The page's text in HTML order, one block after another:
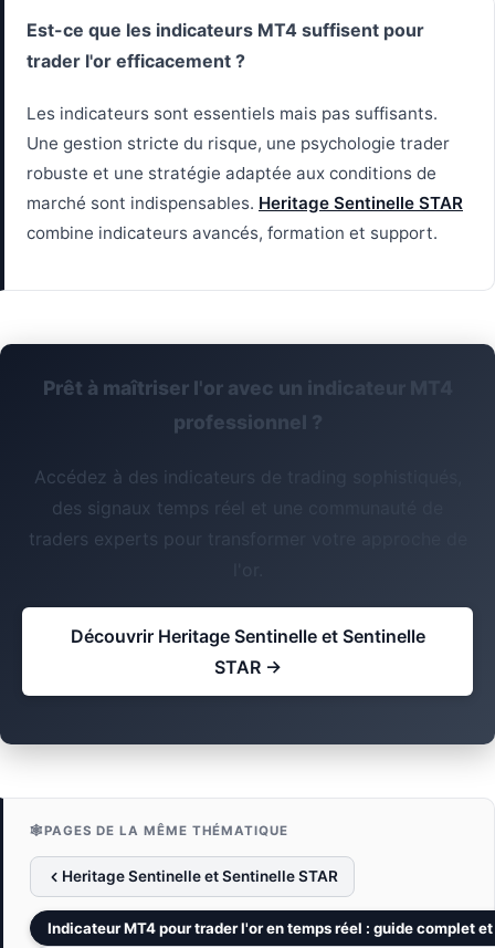
Est-ce que les indicateurs MT4 suffisent pour
trader l'or efficacement ?
Les indicateurs sont essentiels mais pas suffisants.
Une gestion stricte du risque, une psychologie trader
robuste et une stratégie adaptée aux conditions de
marché sont indispensables. Heritage Sentinelle STAR
combine indicateurs avancés, formation et support.
Prêt à maîtriser l'or avec un indicateur MT4
professionnel ?
Accédez à des indicateurs de trading sophistiqués,
des signaux temps réel et une communauté de
traders experts pour transformer votre approche de
Découvrir Heritage Sentinelle et Sentinelle
STAR →
🕸️PAGES DE LA MÊME THÉMATIQUE
Heritage Sentinelle et Sentinelle STAR
Indicateur MT4 pour trader l'or en temps réel : guide complet